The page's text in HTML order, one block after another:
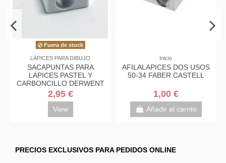
Fuera de stock
LÁPICES PARA DIBUJO
SACAPUNTAS PARA
LAPICES PASTEL Y
CARBONCILLO DERWENT
2,95 €
View
Inicio
AFILALAPICES DOS USOS
50-34 FABER CASTELL
1,00 €
Añadir al carrito
PRECIOS EXCLUSIVOS PARA PEDIDOS ONLINE